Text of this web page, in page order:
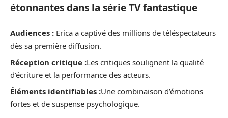
étonnantes dans la série TV fantastique
Audiences : Erica a captivé des millions de téléspectateurs
dès sa première diffusion.
Réception critique :Les critiques soulignent la qualité
d’écriture et la performance des acteurs.
Éléments identifiables :Une combinaison d’émotions
fortes et de suspense psychologique.